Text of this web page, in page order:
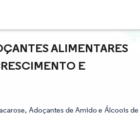
ALIMENTARES
E
Adoçantes de Amido e Álcoois de